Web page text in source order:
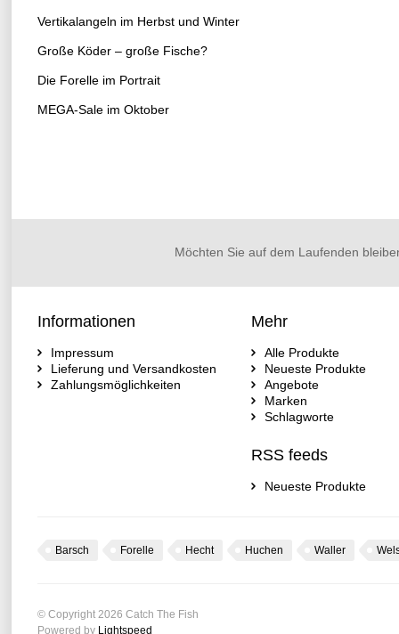
Vertikalangeln im Herbst und Winter
Große Köder – große Fische?
Die Forelle im Portrait
MEGA-Sale im Oktober
Möchten Sie auf dem Laufenden
Informationen
Impressum
Lieferung und Versandkosten
Zahlungsmöglichkeiten
Mehr
Alle Produkte
Neueste Produkte
Angebote
Marken
Schlagworte
RSS feeds
Neueste Produkte
Barsch Forelle Hecht Huchen Waller
© Copyright 2026 Catch The Fish
Powered by Lightspeed